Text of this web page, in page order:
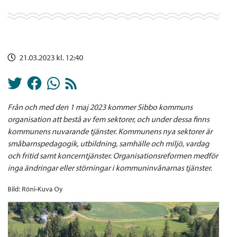
21.03.2023 kl. 12:40
Från och med den 1 maj 2023 kommer Sibbo kommuns
organisation att bestå av fem sektorer, och under dessa finns
kommunens nuvarande tjänster. Kommunens nya sektorer är
småbarnspedagogik, utbildning, samhälle och miljö, vardag
och fritid samt koncerntjänster. Organisationsreformen medför
inga ändringar eller störningar i kommuninvånarnas tjänster.
Bild: Röni-Kuva Oy